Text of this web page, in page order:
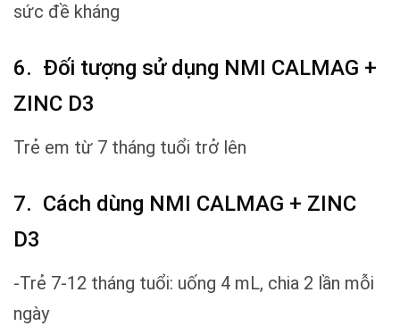
sức đề kháng
6. Đối tượng sử dụng NMI CALMAG +
ZINC D3
Trẻ em từ 7 tháng tuổi trở lên
7. Cách dùng NMI CALMAG + ZINC
D3
-Trẻ 7-12 tháng tuổi: uống 4 mL, chia 2 lần mỗi
ngày